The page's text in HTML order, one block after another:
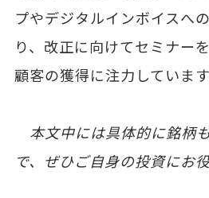
プやデジタルインボイスへ
り、改正に向けてセミナー
顧客の獲得に注力しています
本文中には具体的に銘柄
で、ぜひご自身の投資にお